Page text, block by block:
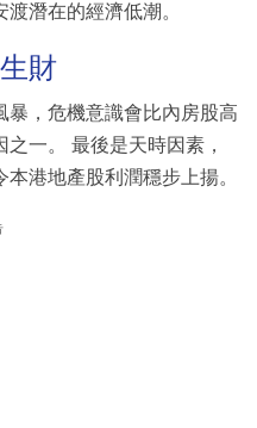
渡潛在的經濟低潮。
財
暴，危機意識會比內房股高
一。 最後是天時因素，
港地產股利潤穩步上揚。